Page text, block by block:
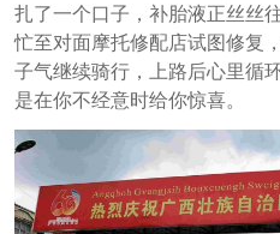
扎了一个口子，补胎液正丝丝
忙至对面摩托修配店试图修复
子气继续骑行，上路后心里循
是在你不经意时给你惊喜。